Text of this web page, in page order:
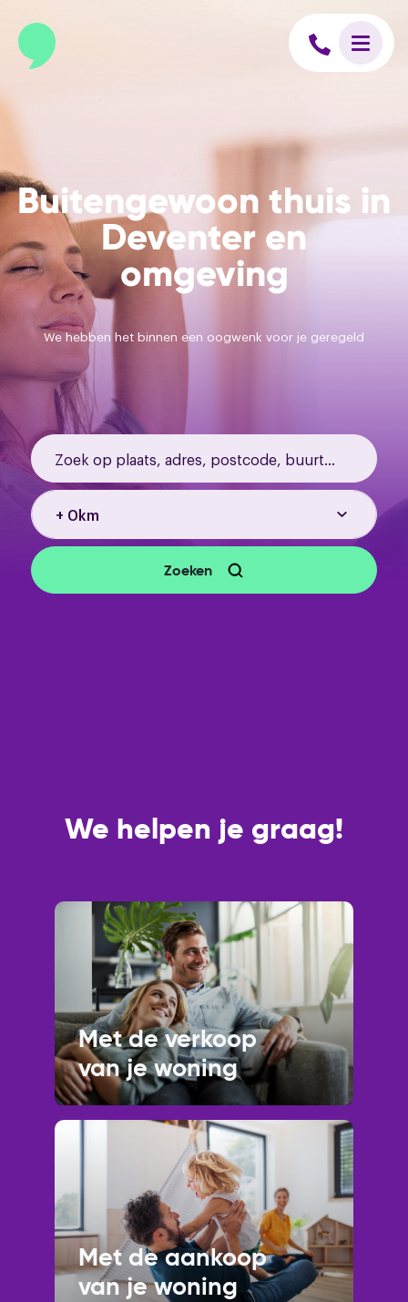
Buitengewoon thuis in
Deventer en
omgeving
We hebben het binnen een oogwenk voor je geregeld
Zoeken
We helpen je graag!
Met de verkoop
van je woning
Met de aankoop
van je woning